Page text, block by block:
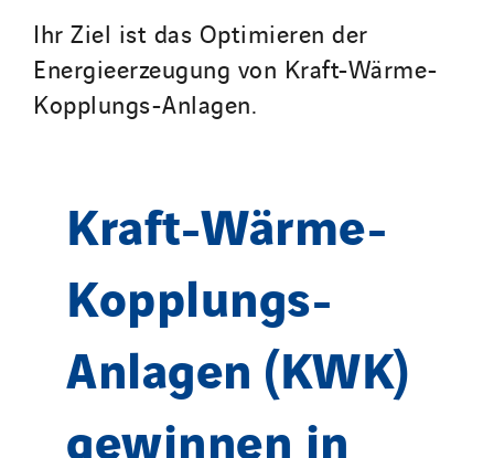
Ihr Ziel ist das Optimieren der
Energieerzeugung von Kraft-Wärme-
Kopplungs-Anlagen.
Kraft-Wärme-
Kopplungs-
Anlagen (KWK)
gewinnen in